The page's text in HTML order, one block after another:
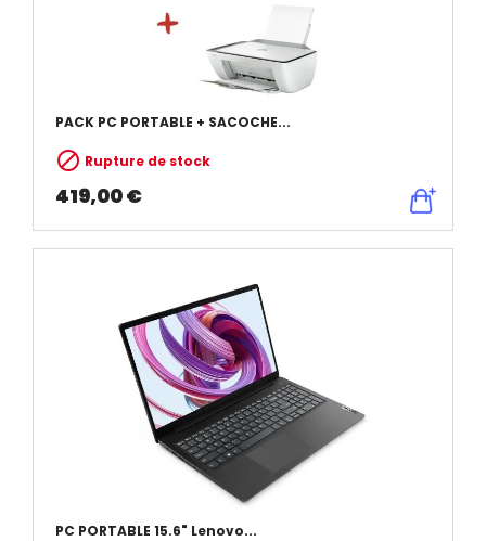
PACK PC PORTABLE + SACOCHE...
 Rupture de stock
419,00 €
PC PORTABLE 15.6" Lenovo...